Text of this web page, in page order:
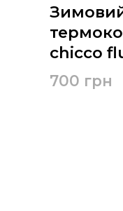
chicco
700 грн